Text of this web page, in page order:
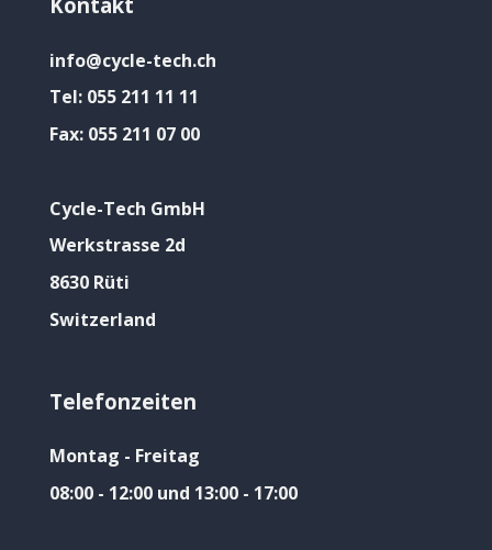
info@cycle-tech.ch
Tel: 055 211 11 11
Fax: 055 211 07 00
Cycle-Tech GmbH
Werkstrasse 2d
8630 Rüti
Switzerland
Telefonzeiten
Montag - Freitag
08:00 - 12:00 und 13:00 - 17:00